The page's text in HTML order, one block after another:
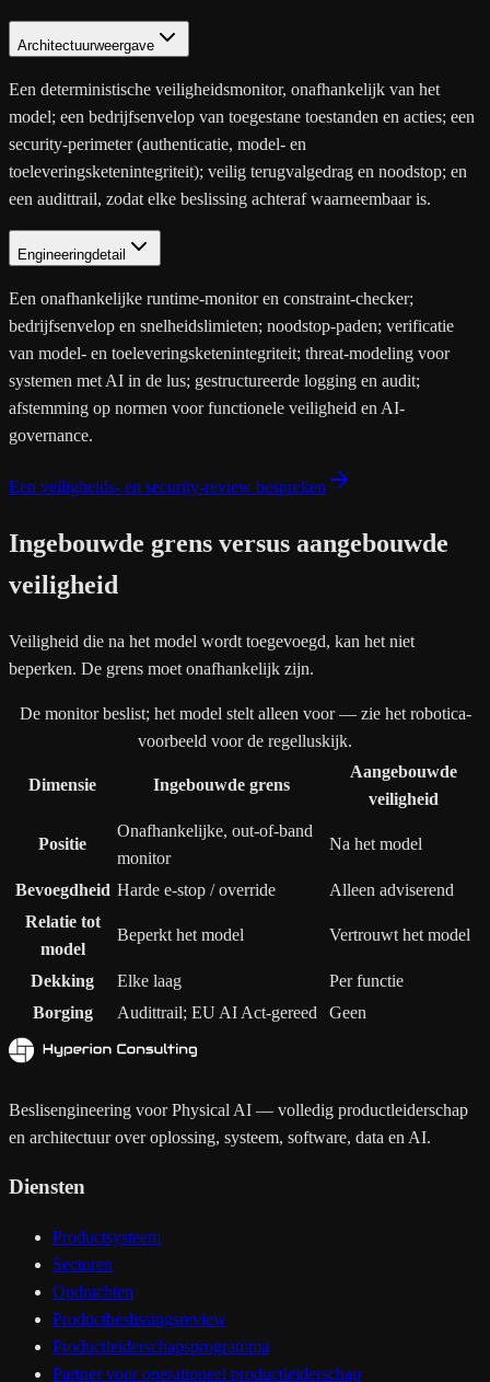
Architectuurweergave
Een deterministische veiligheidsmonitor, onafhankelijk van het
model; een bedrijfsenvelop van toegestane toestanden en acties; een
security-perimeter (authenticatie, model- en
toeleveringsketenintegriteit); veilig terugvalgedrag en noodstop; en
een audittrail, zodat elke beslissing achteraf waarneembaar is.
Engineeringdetail
Een onafhankelijke runtime-monitor en constraint-checker;
bedrijfsenvelop en snelheidslimieten; noodstop-paden; verificatie
van model- en toeleveringsketenintegriteit; threat-modeling voor
systemen met AI in de lus; gestructureerde logging en audit;
afstemming op normen voor functionele veiligheid en AI-
governance.
Een veiligheids- en security-review bespreken
Ingebouwde grens versus aangebouwde
veiligheid
Veiligheid die na het model wordt toegevoegd, kan het niet
beperken. De grens moet onafhankelijk zijn.
De monitor beslist; het model stelt alleen voor — zie het robotica-
voorbeeld voor de regelluskijk.
Dimensie Ingebouwde grens
Aangebouwde
veiligheid
Positie
Onafhankelijke, out-of-band
monitor
Na het model
Bevoegdheid Harde e-stop / override
Alleen adviserend
Relatie tot
model
Beperkt het model Vertrouwt het model
Dekking Elke laag
Per functie
Borging
Audittrail; EU AI Act-gereed Geen
Beslisengineering voor Physical AI — volledig productleiderschap
en architectuur over oplossing, systeem, software, data en AI.
Diensten
Productsysteem
Sectoren
Opdrachten
Productbeslissingsreview
Productleiderschapsprogramma
Partner voor operationeel productleiderschap